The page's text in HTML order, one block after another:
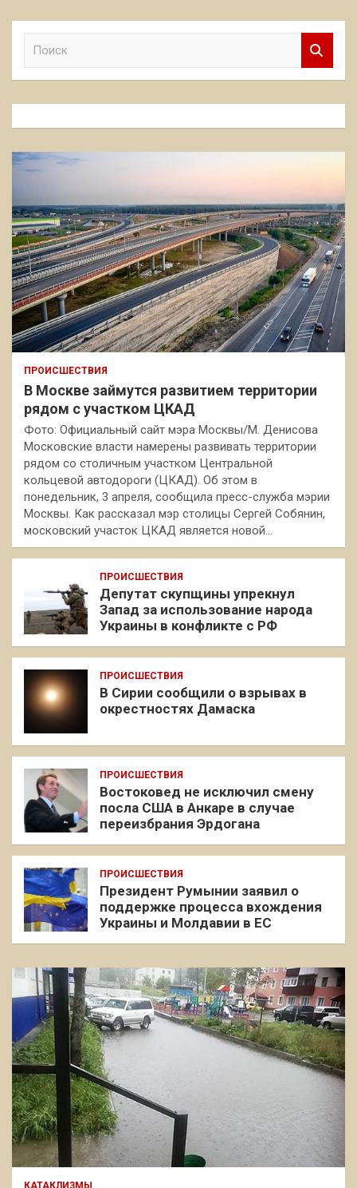
к
ПРОИСШЕСТВИЯ
В Москве займутся развитием территории
рядом с участком ЦКАД
Фото: Официальный сайт мэра Москвы/М. Денисова
Московские власти намерены развивать территории
рядом со столичным участком Центральной
кольцевой автодороги (ЦКАД). Об этом в
понедельник, 3 апреля, сообщила пресс-служба мэрии
Москвы. Как рассказал мэр столицы Сергей Собянин,
московский участок ЦКАД является новой…
ПРОИСШЕСТВИЯ
Депутат скупщины упрекнул
Запад за использование народа
Украины в конфликте с РФ
ПРОИСШЕСТВИЯ
В Сирии сообщили о взрывах в
окрестностях Дамаска
ПРОИСШЕСТВИЯ
Востоковед не исключил смену
посла США в Анкаре в случае
переизбрания Эрдогана
ПРОИСШЕСТВИЯ
Президент Румынии заявил о
поддержке процесса вхождения
Украины и Молдавии в ЕС